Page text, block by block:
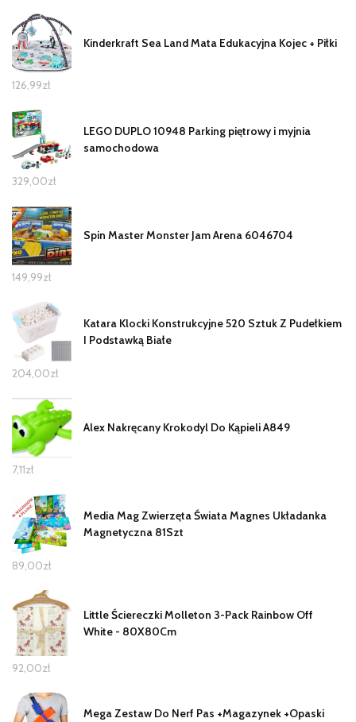
Kinderkraft Sea Land Mata Edukacyjna Kojec + Piłki
126,99zł
LEGO DUPLO 10948 Parking piętrowy i myjnia
samochodowa
329,00zł
Spin Master Monster Jam Arena 6046704
149,99zł
Katara Klocki Konstrukcyjne 520 Sztuk Z Pudełkiem
I Podstawką Białe
204,00zł
Alex Nakręcany Krokodyl Do Kąpieli A849
7,11zł
Media Mag Zwierzęta Świata Magnes Układanka
Magnetyczna 81Szt
89,00zł
Little Ściereczki Molleton 3-Pack Rainbow Off
White - 80X80Cm
92,00zł
Mega Zestaw Do Nerf Pas +Magazynek +Opaski